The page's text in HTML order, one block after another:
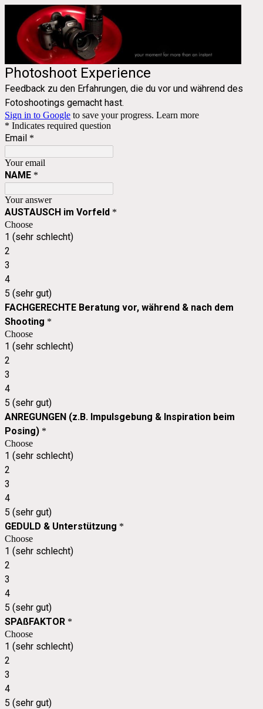
Photoshoot Experience
Feedback zu den Erfahrungen, die du vor und während des
Fotoshootings gemacht hast.
Sign in to Google to save your progress. Learn more
* Indicates required question
Email *
Your email
NAME *
Your answer
AUSTAUSCH im Vorfeld *
Choose
1 (sehr schlecht)
2
3
4
5 (sehr gut)
FACHGERECHTE Beratung vor, während & nach dem
Shooting *
Choose
1 (sehr schlecht)
2
3
4
5 (sehr gut)
ANREGUNGEN (z.B. Impulsgebung & Inspiration beim
Posing) *
Choose
1 (sehr schlecht)
2
3
4
5 (sehr gut)
GEDULD & Unterstützung *
Choose
1 (sehr schlecht)
2
3
4
5 (sehr gut)
SPAßFAKTOR *
Choose
1 (sehr schlecht)
2
3
4
5 (sehr gut)